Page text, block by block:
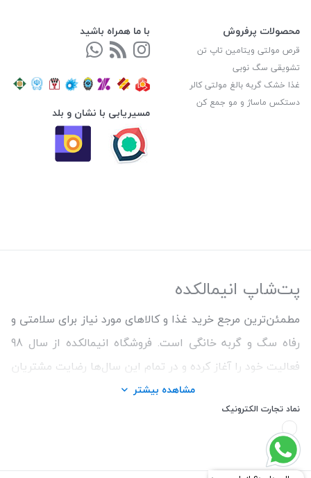
محصولات پرفروش
قرص مولتی ویتامین تاپ تن
تشویقی سگ نوبی
غذا خشک گربه بالغ مولتی کالر
دستکس ماساژ و مو جمع کن
با ما همراه باشید
مسیریابی با نشان و بلد
پت‌شاپ انیمالکده
مطمئن‌ترین مرجع خرید غذا و کالاهای مورد نیاز برای سلامتی و
رفاه سگ و گربه خانگی است. فروشگاه انیمالکده از سال 98
فعالیت خود را آغاز کرده و در تمام این سال‌ها رضایت مشتریان
و ارائه محصولات اورجینال و با کیفیت برای حفظ سلامتی
حیوانات را اولویت کار خود قرار داده است. ما همواره سعی
کردیم با تنوع بالای محصولات و اطمینان از اصالت کالاها و
قیمت منصفانه تجربه خریدی خوشایند را برای مشتریان رقم
مشاهده بیشتر
نماد تجارت الکترونیک